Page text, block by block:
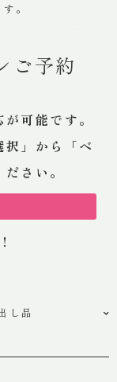
。
ご予約
可能です。
」から「ベ
さい。
し品